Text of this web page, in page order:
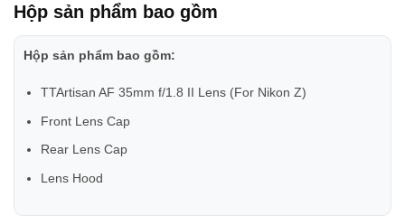
Hộp sản phẩm bao gồm
Hộp sản phẩm bao gồm:
TTArtisan AF 35mm f/1.8 II Lens (For Nikon Z)
Front Lens Cap
Rear Lens Cap
Lens Hood